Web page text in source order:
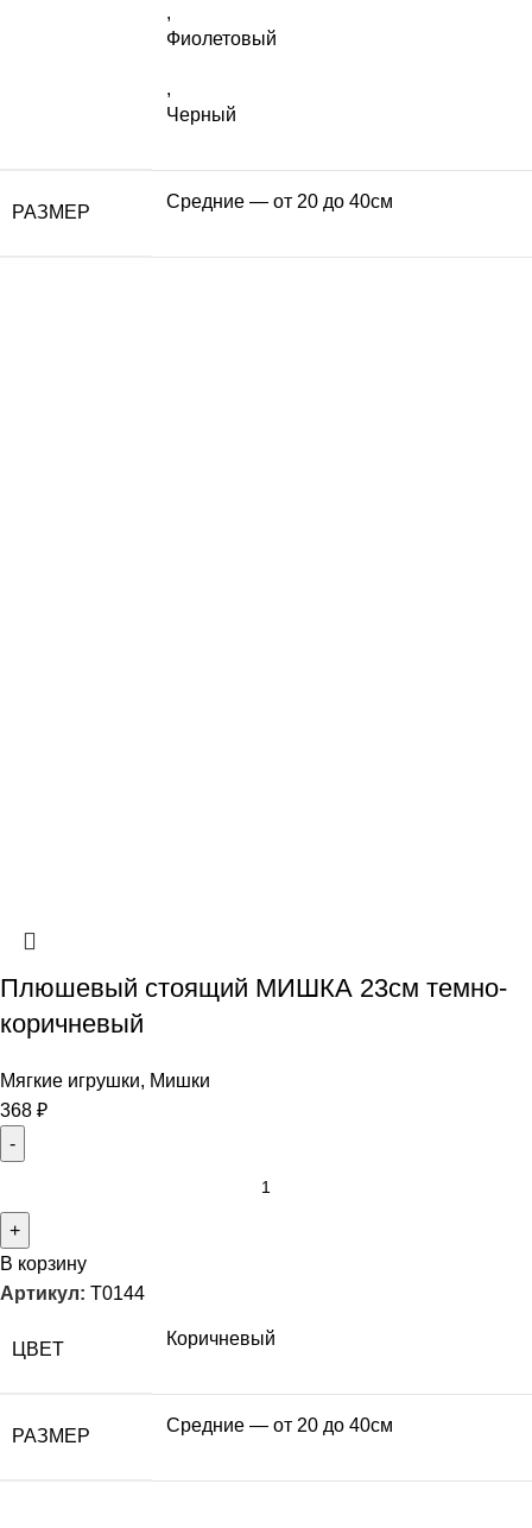
,
Фиолетовый
,
Черный
РАЗМЕР
Средние — от 20 до 40см
Плюшевый стоящий МИШКА 23см темно-
коричневый
Мягкие игрушки, Мишки
368 ₽
В корзину
Артикул: T0144
ЦВЕТ
Коричневый
РАЗМЕР
Средние — от 20 до 40см